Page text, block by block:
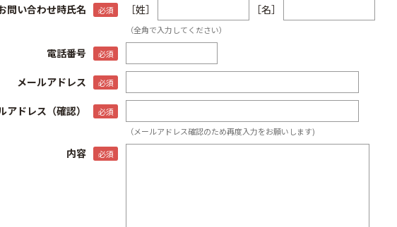
問い合わせ時氏名 ［姓］ ［名］
（全角で入力してください）
電話番号
メールアドレス
アドレス（確認）
（メールアドレス確認のため再度入力をお願いします)
内容